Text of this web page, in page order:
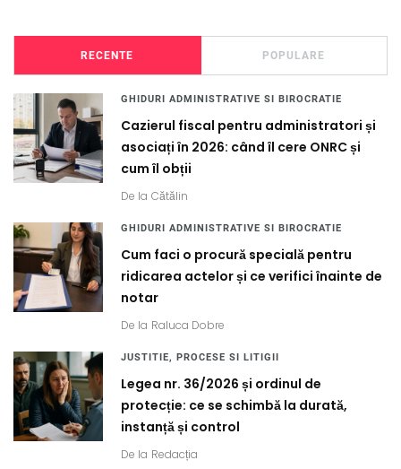
RECENTE POPULARE
GHIDURI ADMINISTRATIVE SI BIROCRATIE
Cazierul fiscal pentru administratori și
asociați în 2026: când îl cere ONRC și
cum îl obții
De la Cătălin
GHIDURI ADMINISTRATIVE SI BIROCRATIE
Cum faci o procură specială pentru
ridicarea actelor și ce verifici înainte de
notar
De la Raluca Dobre
JUSTITIE, PROCESE SI LITIGII
Legea nr. 36/2026 și ordinul de
protecție: ce se schimbă la durată,
instanță și control
De la Redacția